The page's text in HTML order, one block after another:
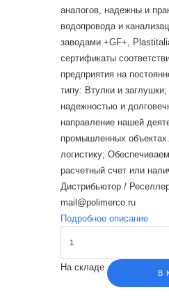
аналогов, надежны и
водопровода и
заводами +GF+,
сертификаты
предприятия на
типу: Втулки и
надежностью и
направление нашей
промышленных
логистику;
расчетный счет или
Дистрибьютор /
mail@polimerco.ru
Подробное описание
На складе
В